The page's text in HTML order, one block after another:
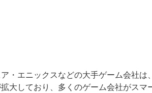
・エニックスなどの大手ゲーム会社は、
大しており、多くのゲーム会社がスマ